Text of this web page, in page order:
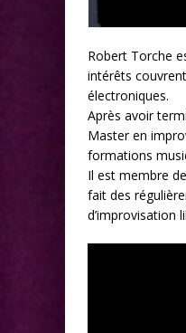
Robert Torche
intérêts
électroniques.
Après avoir
Master en
formations
Il est membre
fait des
d’improvisation